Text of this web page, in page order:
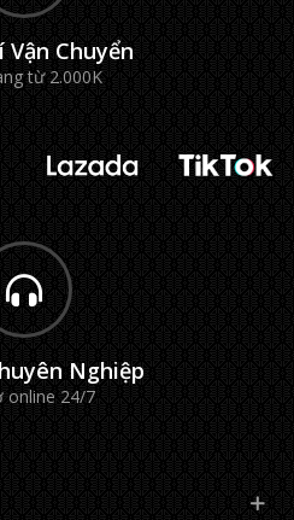
Vận Chuyển
từ 2.000K
Nghiệp
online 24/7